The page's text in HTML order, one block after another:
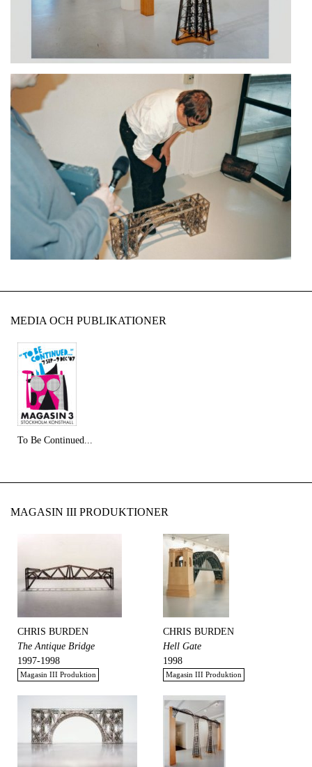
MEDIA OCH PUBLIKATIONER
To Be Continued...
MAGASIN III PRODUKTIONER
CHRIS BURDEN
The Antique Bridge
1997-1998
Magasin III Produktion
CHRIS BURDEN
Hell Gate
1998
Magasin III Produktion